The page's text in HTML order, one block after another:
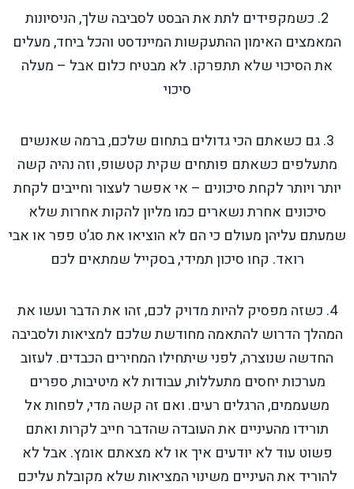
2. כשמקפידים לתת את הבסט לסביבה שלך, הניסיונות
המאמצים האימון ההתעקשות המיינדסט והכל ביחד, מעלים
את הסיכוי שלא תתפרקו. לא מבטיח כלום אבל – מעלה
סיכוי
3. גם כשאתם הכי גדולים בתחום שלכם, ברמה שאנשים
מתעלפים כשאתם פותחים שקית קטשופ, וזה נהיה קשה
יותר ויותר לקחת סיכונים – אי אפשר לעצור וחייבים לקחת
סיכונים אחרת נשארים כמו מליון להקות אחרות שלא
שמעתם עליהן מעולם כי הם לא הוציאו את סג’ט פפר או אבי
רואד. קחו סיכון תמידי, בסקייל שמתאים לכם
4. כשזה מפסיק להיות מדויק לכם, זהו את הדבר ועשו את
המהלך הדרוש להתאמה מחודשת שלכם למציאות ולסביבה
החדשה שנוצרה, לפני שיתחילו המחירים הכבדים. לעזוב
מערכות יחסים מתעללות, עבודות לא מיטיבות, ספרים
משעממים, הרגלים רעים. ואם זה קשה מדי, לפחות אל
תורידו מהעיניים את העובדה שהדבר חייב לקרות ואתם
פשוט עוד לא יודעים איך או לא מצאתם אומץ. אבל לא
להוריד את העיניים משינוי המציאות שלא מקובלת עליכם